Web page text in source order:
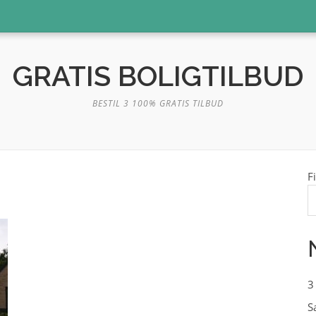
GRATIS BOLIGTILBUD
BESTIL 3 100% GRATIS TILBUD